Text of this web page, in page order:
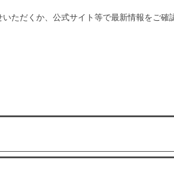
ただくか、公式サイト等で最新情報をご確